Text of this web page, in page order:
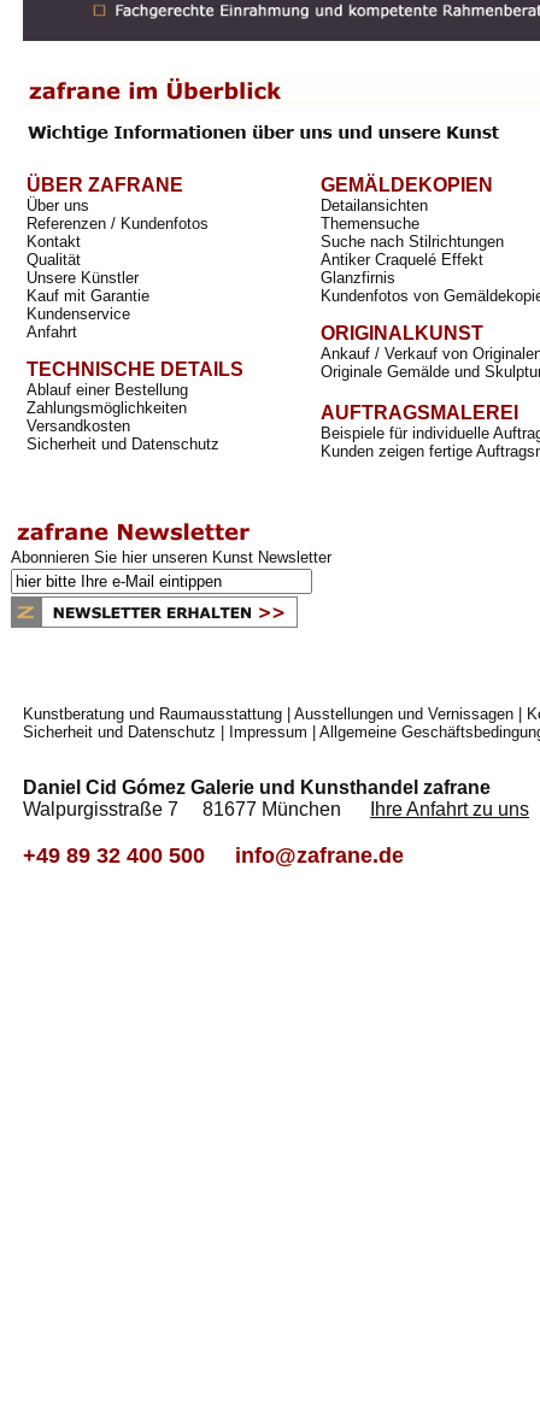
ÜBER ZAFRANE
Über uns
Referenzen / Kundenfotos
Kontakt
Qualität
Unsere Künstler
Kauf mit Garantie
Kundenservice
Anfahrt
TECHNISCHE DETAILS
Ablauf einer Bestellung
Zahlungsmöglichkeiten
Versandkosten
Sicherheit und Datenschutz
GEMÄLDEKOPIEN
Detailansichten
Themensuche
Suche nach Stilrichtungen
Antiker Craquelé Effekt
Glanzfirnis
Kundenfotos von
ORIGINALKUNST
Ankauf / Verkauf von
Originale Gemälde und
AUFTRAGSMALEREI
Beispiele für individuelle
Kunden zeigen fertige
Abonnieren Sie hier unseren Kunst Newsletter
Kunstberatung und Raumausstattung Ausstellungen und Vernissagen
Sicherheit und Datenschutz
Impressum Allgemeine
Daniel Cid Gómez Galerie und Kunsthandel zafrane
Walpurgisstraße 7 81677 München
Ihre Anfahrt zu uns
+49 89 32 400 500 info@zafrane.de